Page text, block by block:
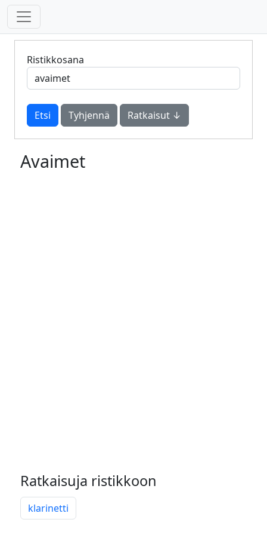
Ristikkosana
Tyhjennä Ratkaisut ↓
Avaimet
Ratkaisuja ristikkoon
klarinetti